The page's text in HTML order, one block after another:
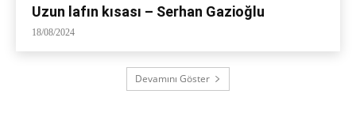
Uzun lafın kısası – Serhan Gazioğlu
18/08/2024
Devamını Göster